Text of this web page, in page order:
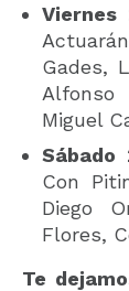
Gades,
Miguel
Con
Diego
Flores,
Te